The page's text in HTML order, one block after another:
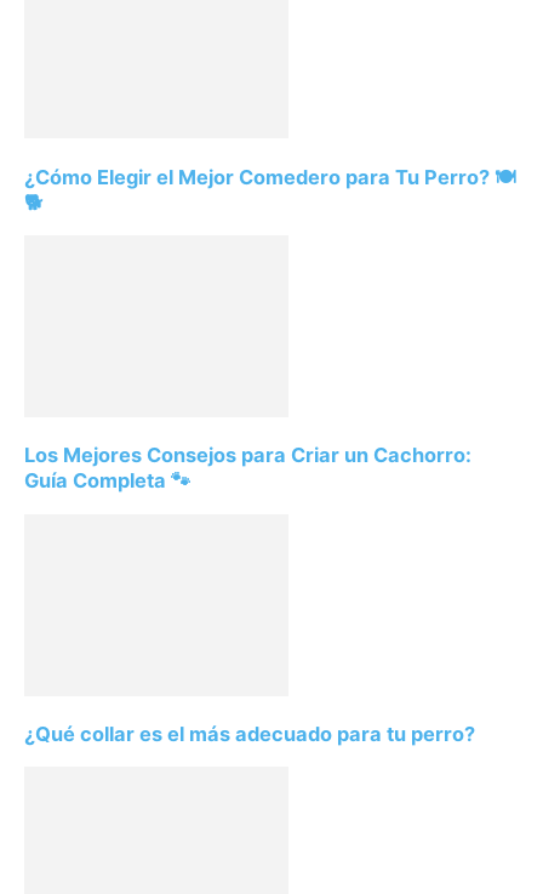
¿Cómo Elegir el Mejor Comedero para Tu Perro? 🍽️
🐕
Los Mejores Consejos para Criar un Cachorro:
Guía Completa 🐾
¿Qué collar es el más adecuado para tu perro?